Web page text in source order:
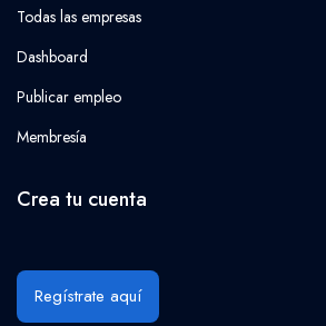
Todas las empresas
Dashboard
Publicar empleo
Membresía
Crea tu cuenta
Regístrate aquí